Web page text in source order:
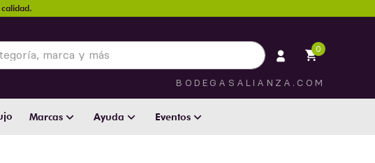
marca y más 0
BODEGASALIANZA.COM
Marcas Ayuda Eventos